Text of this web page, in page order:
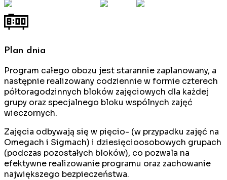
Plan dnia
Program całego obozu jest starannie zaplanowany, a
następnie realizowany codziennie w formie czterech
półtoragodzinnych bloków zajęciowych dla każdej
grupy oraz specjalnego bloku wspólnych zajęć
wieczornych.
Zajęcia odbywają się w pięcio- (w przypadku zajęć na
Omegach i Sigmach) i dziesięcioosobowych grupach
(podczas pozostałych bloków), co pozwala na
efektywne realizowanie programu oraz zachowanie
największego bezpieczeństwa.